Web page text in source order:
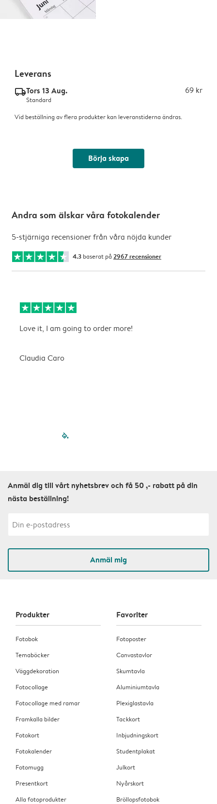
Leverans
delivery_standard_v2Tors 13 Aug. 69 kr
Standard
Vid beställning av flera produkter kan leveranstiderna ändras.
Börja skapa
Andra som älskar våra fotokalender
5-stjärniga recensioner från våra nöjda kunder
4.3 baserat på 2967 recensioner
Love it, I am going to order more!
Claudia Caro
filled-pagination
Anmäl dig till vårt nyhetsbrev och få 50 ,- rabatt på din
nästa beställning!
Anmäl mig
Produkter
Fotobok
Temaböcker
Väggdekoration
Fotocollage
Fotocollage med ramar
Framkalla bilder
Fotokort
Fotokalender
Fotomugg
Presentkort
Alla fotoprodukter
Favoriter
Fotoposter
Canvastavlor
Skumtavla
Aluminiumtavla
Plexiglastavla
Tackkort
Inbjudningskort
Studentplakat
Julkort
Nyårskort
Bröllopsfotobok